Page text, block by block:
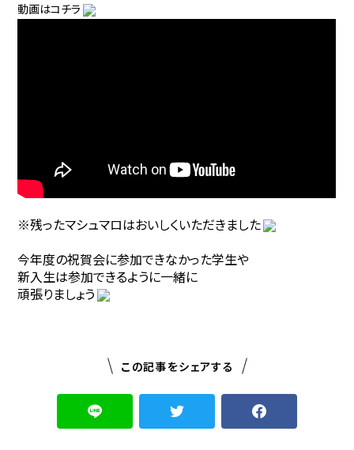
動画はコチラ
※残ったマシュマロはおいしくいただきました
今年度の祝賀会に参加できなかった学生や
新入生は参加できるように一緒に
頑張りましょう
この記事をシェアする